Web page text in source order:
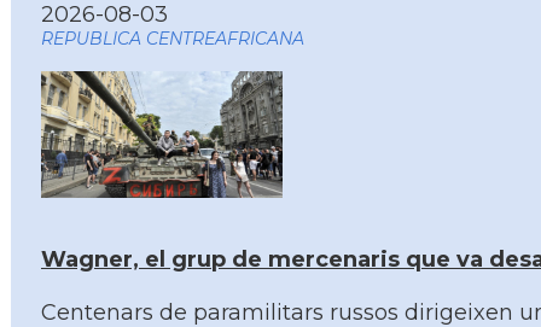
2026-08-03
REPUBLICA CENTREAFRICANA
Wagner, el grup de mercenaris que va
Centenars de paramilitars russos dirigeixen